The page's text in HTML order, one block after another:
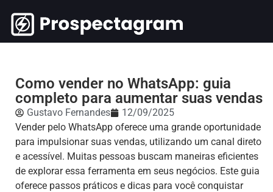
Como vender no WhatsApp: guia
completo para aumentar suas vendas
Gustavo Fernandes
12/09/2025
Vender pelo WhatsApp oferece uma grande oportunidade
para impulsionar suas vendas, utilizando um canal direto
e acessível. Muitas pessoas buscam maneiras eficientes
de explorar essa ferramenta em seus negócios. Este guia
oferece passos práticos e dicas para você conquistar